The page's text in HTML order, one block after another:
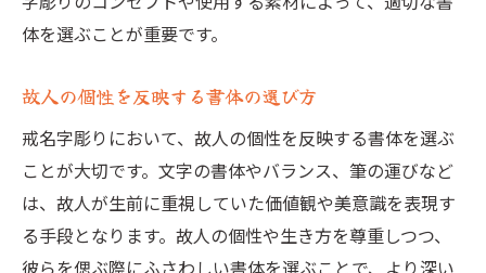
書体選びで故人の個性を表現するコツ
戒名字彫りの書体選びで文字の美しさを最大限
に引き出すコツ
文字の形状と美しさの関係
線の細部にこだわる書体選びの重要性
バランスの取れた書体の見極め方
体を選ぶことが重要です。
故人の個性を反映する書体の選び方
戒名字彫りにおいて、故人の個性を反映する書体を選ぶ
ことが大切です。文字の書体やバランス、筆の運びなど
は、故人が生前に重視していた価値観や美意識を表現す
る手段となります。故人の個性や生き方を尊重しつつ、
彼らを偲ぶ際にふさわしい書体を選ぶことで、より深い